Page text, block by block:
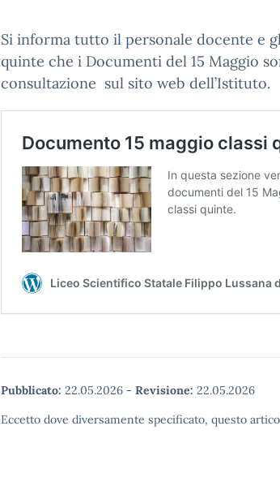
Si informa tutto il personale docente e
quinte che i Documenti del 15 Maggio
consultazione sul sito web dell’Istituto.
Pubblicato: 22.05.2026 - Revisione: 22.05.2026
Eccetto dove diversamente specificato, questo